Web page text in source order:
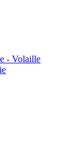
- Volaille